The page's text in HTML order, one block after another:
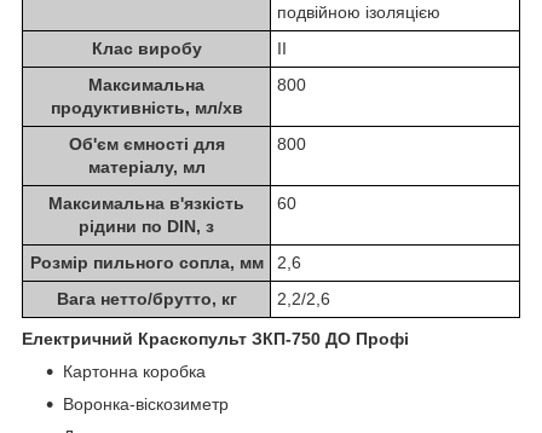
подвійною ізоляцією
Клас виробу
II
Максимальна
продуктивність, мл/хв
800
Об'єм ємності для
матеріалу, мл
800
Максимальна в'язкість
рідини по DIN, з
60
Розмір пильного сопла, мм
2,6
Вага нетто/брутто, кг
2,2/2,6
Електричний Краскопульт ЗКП-750 ДО Профі
Картонна коробка
Воронка-віскозиметр